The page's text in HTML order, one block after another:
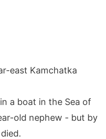
east Kamchatka
a boat in the Sea of
old nephew - but by